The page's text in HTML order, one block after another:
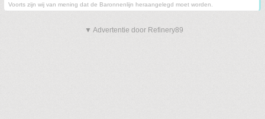
Voorts zijn wij van mening dat de Baronnenlijn heraangelegd moet worden.
▼ Advertentie door Refinery89